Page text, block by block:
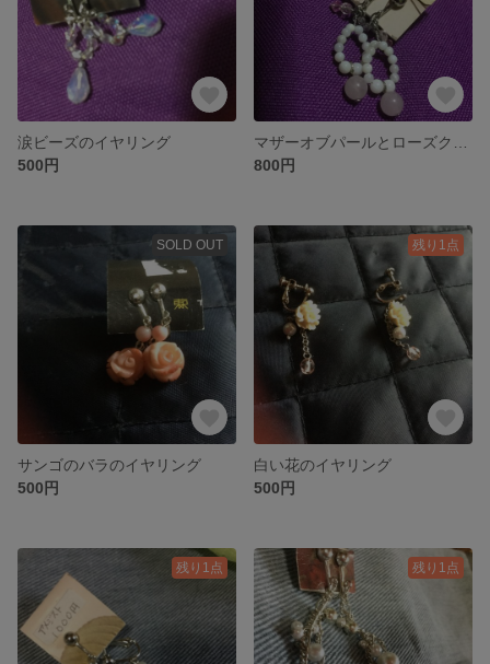
涙ビーズのイヤリング
500円
800円
SOLD OUT
サンゴのバラのイヤリング
500円
残り1点
白い花のイヤリング
500円
残り1点 残り1点